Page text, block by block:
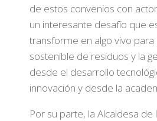
de estos convenios con
un interesante desafío que
transforme en algo vivo
sostenible de residuos y la
desde el desarrollo
innovación y desde la
Por su parte, la Alcaldesa